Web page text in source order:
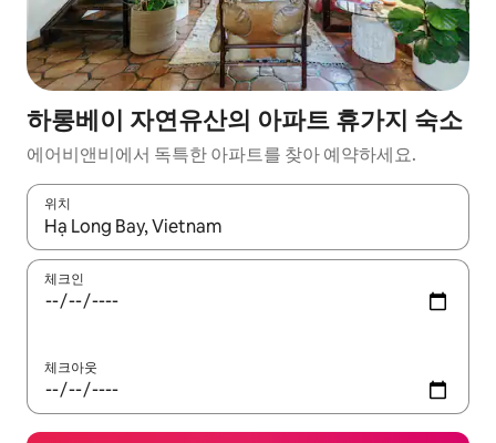
하롱베이 자연유산의 아파트 휴가지 숙소
에어비앤비에서 독특한 아파트를 찾아 예약하세요.
위치
결과가 나오면 위·아래 화살표 키를 사용하거나 터치 또는 스와이
체크인
체크아웃